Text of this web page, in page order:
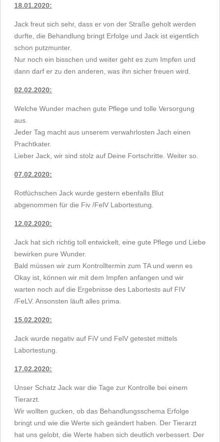
18.01.2020:
Jack freut sich sehr, dass er von der Straße geholt werden
durfte, die Behandlung bringt Erfolge und Jack ist eigentlich
schon putzmunter.
Nur noch ein bisschen und weiter geht es zum Impfen und
dann darf er zu den anderen, was ihn sicher freuen wird.
02.02.2020:
Welche Wunder machen gute Pflege und tolle Versorgung
aus.
Jeder Tag macht aus unserem verwahrlosten Jach einen
Prachtkater.
Lieber Jack, wir sind stolz auf Deine Fortschritte. Weiter so.
07.02.2020:
Rotfüchschen Jack wurde gestern ebenfalls Blut
abgenommen für die Fiv /FelV Labortestung.
12.02.2020:
Jack hat sich richtig toll entwickelt, eine gute Pflege und Liebe
bewirken pure Wunder.
Bald müssen wir zum Kontrolltermin zum TA und wenn es
Okay ist, können wir mit dem Impfen anfangen und wir
warten noch auf die Ergebnisse des Labortests auf FIV
/FeLV. Ansonsten läuft alles prima.
15.02.2020:
Jack wurde negativ auf FiV und FelV getestet mittels
Labortestung.
17.02.2020:
Unser Schatz Jack war die Tage zur Kontrolle bei einem
Tierarzt.
Wir wollten gucken, ob das Behandlungsschema Erfolge
bringt und wie die Werte sich geändert haben. Der Tierarzt
hat uns gelobt, die Werte haben sich deutlich verbessert. Der